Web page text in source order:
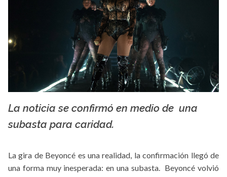
La noticia se confirmó en medio de una
subasta para caridad.
La gira de Beyoncé es una realidad, la confirmación llegó de
una forma muy inesperada: en una subasta. Beyoncé volvió